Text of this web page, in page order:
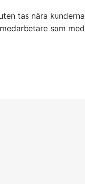
tas nära
som